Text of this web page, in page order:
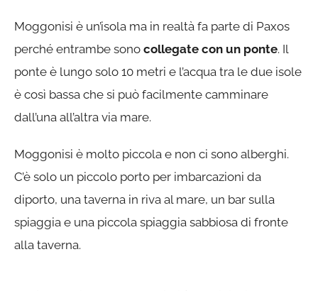
Moggonisi è un’isola ma in realtà fa parte di Paxos
perché entrambe sono collegate con un ponte. Il
ponte è lungo solo 10 metri e l’acqua tra le due isole
è così bassa che si può facilmente camminare
dall’una all’altra via mare.
Moggonisi è molto piccola e non ci sono alberghi.
C’è solo un piccolo porto per imbarcazioni da
diporto, una taverna in riva al mare, un bar sulla
spiaggia e una piccola spiaggia sabbiosa di fronte
alla taverna.